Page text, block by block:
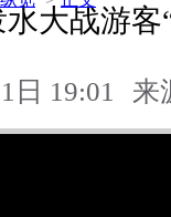
大战游客
日 19:01 来